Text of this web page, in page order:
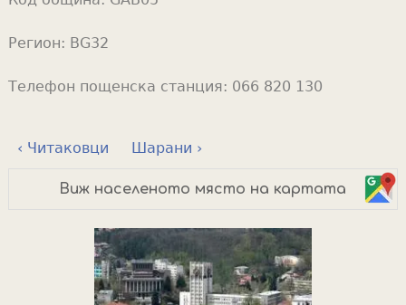
Регион: BG32
Телефон пощенска станция: 066 820 130
‹ Читаковци Шарани ›
Виж населеното място на картата